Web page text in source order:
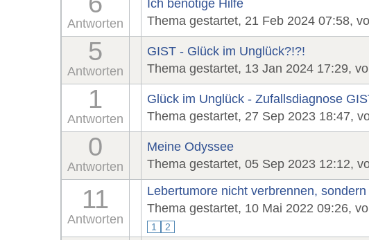
Antworten
Ich benötige Hilfe
Thema gestartet, 21 Feb 2024 07:58,
5
Antworten
GIST - Glück im Unglück?!?!
Thema gestartet, 13 Jan 2024 17:29,
1
Antworten
Glück im Unglück - Zufallsdiagnose
Thema gestartet, 27 Sep 2023 18:47,
0
Antworten
Meine Odyssee
Thema gestartet, 05 Sep 2023 12:12,
11
Antworten
Lebertumore nicht verbrennen,
Thema gestartet, 10 Mai 2022 09:26,
1 2